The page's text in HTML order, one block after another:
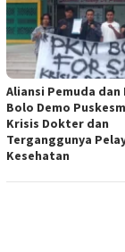
Aliansi Pemuda dan
Bolo Demo
Krisis Dokter dan
Terganggunya
Kesehatan